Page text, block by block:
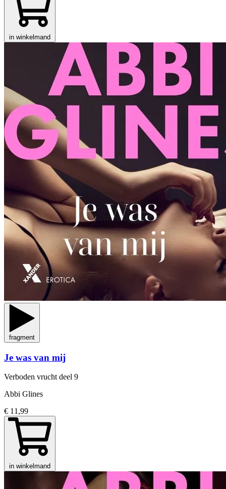
in winkelmand
fragment
Je was van mij
Verboden vrucht deel 9
Abbi Glines
€ 11,99
in winkelmand